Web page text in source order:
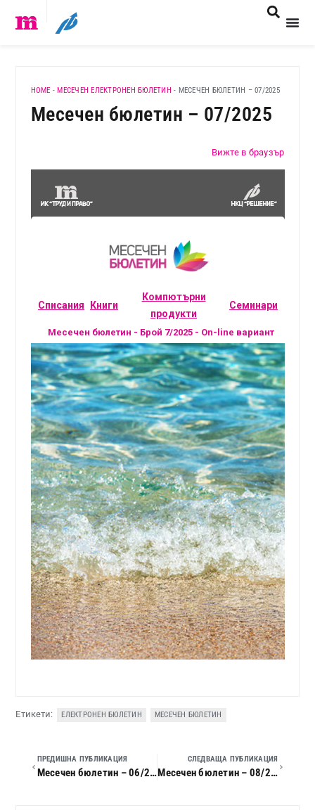
HOME - МЕСЕЧЕН ЕЛЕКТРОНЕН БЮЛЕТИН - МЕСЕЧЕН БЮЛЕТИН – 07/2025
Месечен бюлетин – 07/2025
Вижте в браузър
Етикети: ЕЛЕКТРОНЕН БЮЛЕТИН МЕСЕЧЕН БЮЛЕТИН
ПРЕДИШНА ПУБЛИКАЦИЯ
Месечен бюлетин – 06/2025
СЛЕДВАЩА ПУБЛИКАЦИЯ
Месечен бюлетин – 08/2025